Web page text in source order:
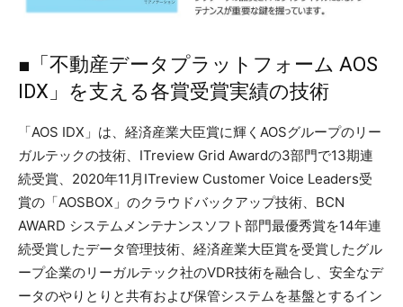
■「不動産データプラットフォーム AOS
IDX」を支える各賞受賞実績の技術
「AOS IDX」は、経済産業大臣賞に輝くAOSグループのリー
ガルテックの技術、ITreview Grid Awardの3部門で13期連
続受賞、2020年11月ITreview Customer Voice Leaders受
賞の「AOSBOX」のクラウドバックアップ技術、BCN
AWARD システムメンテナンスソフト部門最優秀賞を14年連
続受賞したデータ管理技術、経済産業大臣賞を受賞したグル
ープ企業のリーガルテック社のVDR技術を融合し、安全なデ
ータのやりとりと共有および保管システムを基盤とするイン